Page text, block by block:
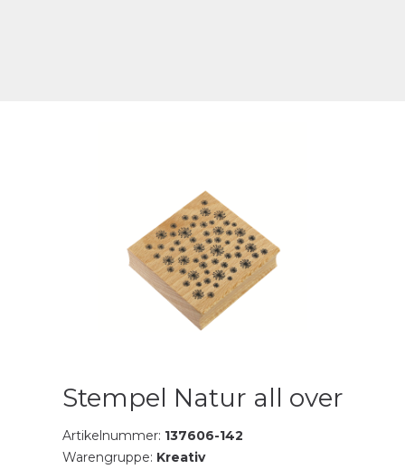
Stempel Natur all over
Artikelnummer: 137606-142
Warengruppe: Kreativ